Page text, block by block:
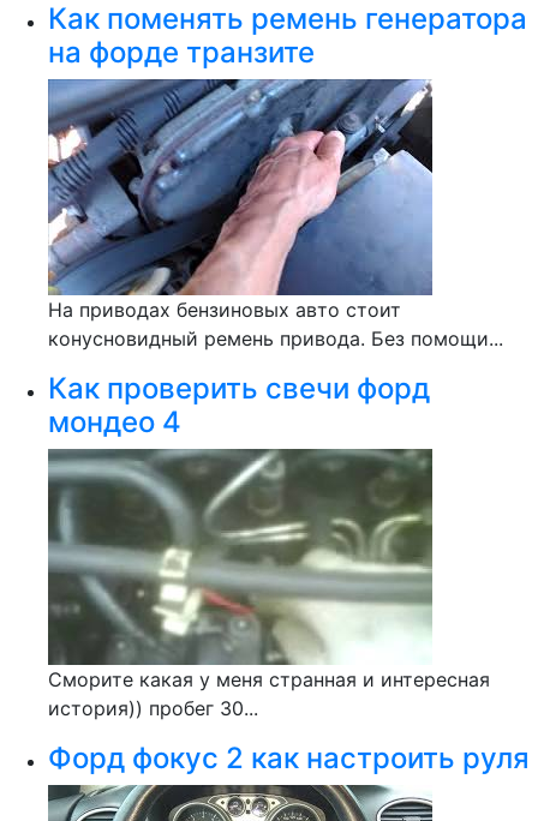
Как поменять ремень генератора
на форде транзите
На приводах бензиновых авто стоит
конусновидный ремень привода. Без помощи...
Как проверить свечи форд
мондео 4
Сморите какая у меня странная и интересная
история)) пробег 30...
Форд фокус 2 как настроить руля